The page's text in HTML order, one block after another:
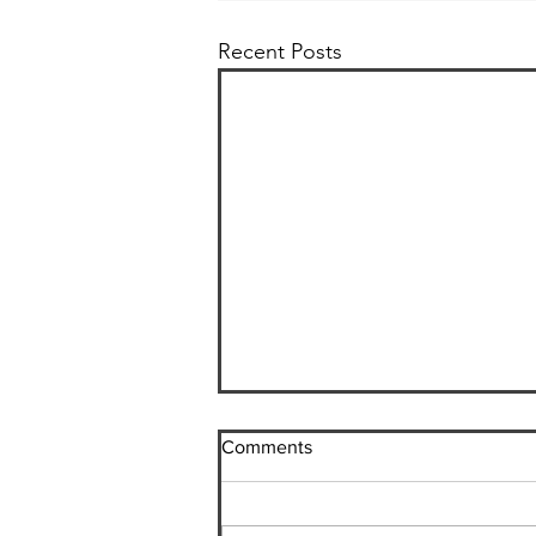
Recent Posts
都市計画学会九州支部大会
(最優秀賞を受賞いたしまし
Comments